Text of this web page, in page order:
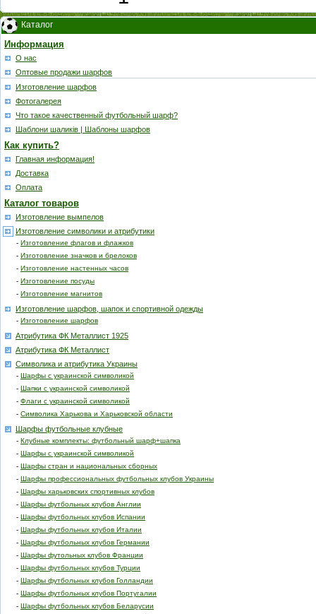
Каталог
Информация
О нас
Оптовые продажи шарфов
Изготовление шарфов
Фотогалерея
Что такое качественный футбольный шарф?
Шаблони шаликів | Шаблоны шарфов
Как купить?
Главная информация!
Доставка
Оплата
Каталог товаров
Изготовление вымпелов
Изготовление символики и атрибутики
- Изготовление флагов и флажков
- Изготовление значков и брелоков
- Изготовление настенных часов
- Изготовление посуды
- Изготовление магнитов
Изготовление шарфов, шапок и спортивной одежды
- Изготовление шарфов
Атрибутика ФК Металлист 1925
Атрибутика ФК Металлист
Символика и атрибутика Украины
- Шарфы с украинской символикой
- Шапки с украинской символикой
- Флаги с украинской символикой
- Символика Харькова и Харьковской области
Шарфы футбольные клубные
- Клубные комплекты: футбольный шарф+шапка
- Шарфы с украинской символикой
- Шарфы стран и национальных сборных
- Шарфы профессиональных футбольных клубов Украины
- Шарфы харьковских спортивных клубов
- Шарфы футбольных клубов Англии
- Шарфы футбольных клубов Испании
- Шарфы футбольных клубов Италии
- Шарфы футбольных клубов Германии
- Шарфы футольных клубов Франции
- Шарфы футбольных клубов Турции
- Шарфы футбольных клубов Голландии
- Шарфы футбольных клубов Португалии
- Шарфы футбольных клубов Беларусии